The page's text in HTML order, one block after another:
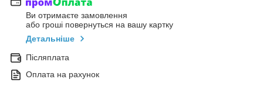
Ви отримаєте замовлення
або гроші повернуться на вашу картку
Детальніше
Післяплата
Оплата на рахунок